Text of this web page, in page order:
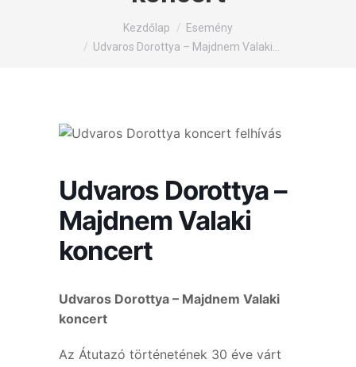
Kezdőlap
Esemény
Udvaros Dorottya – Majdnem Valaki…
Udvaros Dorottya –
Majdnem Valaki
koncert
Udvaros Dorottya – Majdnem Valaki
koncert
Az Átutazó történetének 30 éve várt